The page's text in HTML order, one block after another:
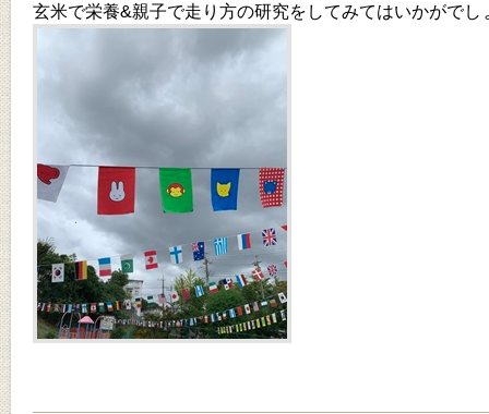
玄米で栄養&親子で走り方の研究をしてみてはいかがでし